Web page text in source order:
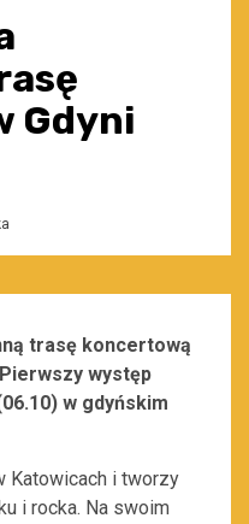
Gdyni
trasę koncertową
występ
w gdyńskim
Katowicach i tworzy
i rocka. Na swoim